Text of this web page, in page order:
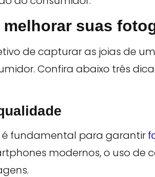
suas
de capturar as joias de
Confira abaixo três
fundamental para garantir
modernos, o uso de